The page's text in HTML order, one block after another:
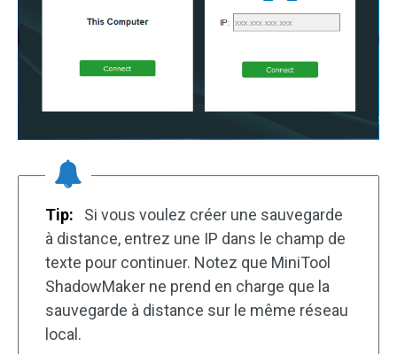
Tip:
Si vous voulez créer une sauvegarde
à distance, entrez une IP dans le champ de
texte pour continuer. Notez que MiniTool
ShadowMaker ne prend en charge que la
sauvegarde à distance sur le même réseau
local.